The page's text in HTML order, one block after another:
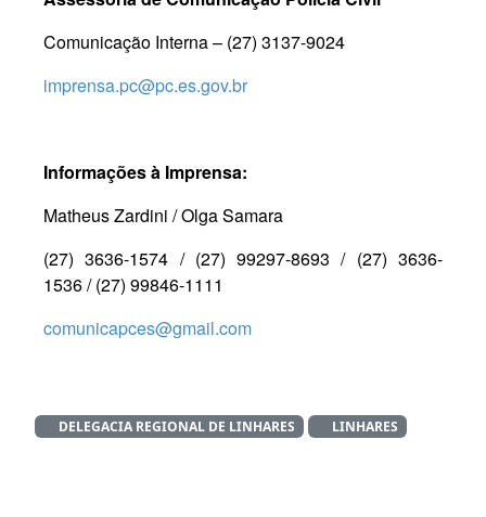
Comunicação Interna – (27) 3137-9024
imprensa.pc@pc.es.gov.br
Informações à Imprensa:
Matheus Zardini / Olga Samara
(27) 3636-1574 / (27) 99297-8693 / (27) 3636-
1536 / (27) 99846-1111
comunicapces@gmail.com
DELEGACIA REGIONAL DE LINHARES LINHARES